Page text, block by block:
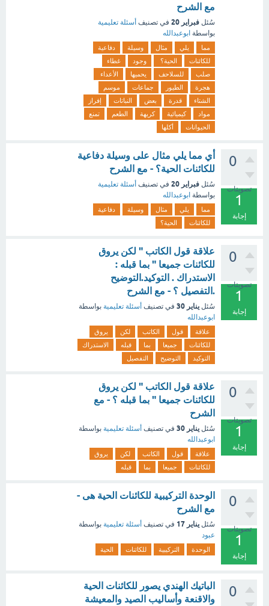
مع الشرح
سُئل فبراير 20 في تصنيف أسئلة تعليمية
بواسطة ابوعبدالله
مما يلي مثال وسيلة
دفاعية
للكائنات
الحية؟ وجود
غطاء
صلب
للسلاحف يحميها
الأعداء
هجرة
الطيور جماعات
موسم
الشتاء
قدرة بعض النباتات
إفراز
مواد
كيميائية كريهة الطعم
تمنع
الحيوانات
أكلها
0
تصويتات
1
إجابة
أي مما يلي مثال على وسيلة دفاعية
للكائنات الحية؟ - مع الشرح
سُئل فبراير 20 في تصنيف أسئلة تعليمية
بواسطة ابوعبدالله
مما يلي مثال وسيلة
دفاعية
للكائنات
الحية؟
0
تصويتات
1
إجابة
علاقة قول الكاتب " لكن يروق
للكائنات جميعا " بما قبله :
الاستدراك . التوكيد.التوضيح
.التفصيل ؟ - مع الشرح
سُئل يناير 30 في تصنيف أسئلة تعليمية بواسطة
ابوعبدالله
علاقة قول الكاتب لكن
يروق
للكائنات
جميعا بما قبله
الاستدراك
التوكيد
التوضيح التفصيل
0
تصويتات
1
إجابة
علاقة قول الكاتب " لكن يروق
للكائنات جميعا " بما قبله ؟ - مع
الشرح
سُئل يناير 30 في تصنيف أسئلة تعليمية بواسطة
ابوعبدالله
علاقة قول الكاتب لكن
يروق
للكائنات
جميعا بما قبله
0
تصويتات
1
إجابة
الوحدة التركيبية للكائنات الحية هى -
مع الشرح
سُئل يناير 17 في تصنيف أسئلة تعليمية بواسطة
عبود
الوحدة التركيبية للكائنات الحية
0
الباتيك الهندي يصور للكائنات الحية
والاقنعة وأساليب الصيد والمعيشة